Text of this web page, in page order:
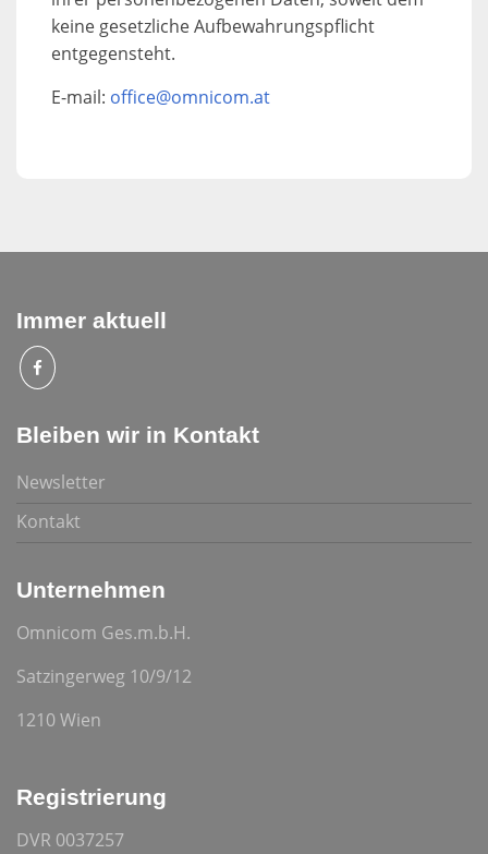
keine gesetzliche Aufbewahrungspflicht
entgegensteht.
E-mail: office@omnicom.at
Immer aktuell
Bleiben wir in Kontakt
Newsletter
Kontakt
Unternehmen
Omnicom Ges.m.b.H.
Satzingerweg 10/9/12
1210 Wien
Registrierung
DVR 0037257